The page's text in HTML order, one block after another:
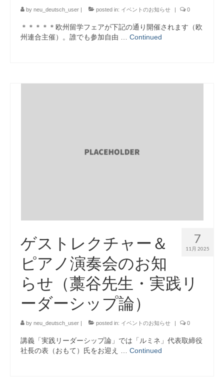
by neu_deutsch_user | posted in: イベントのお知らせ | 0
＊＊＊＊＊欧州留学フェアが下記の通り開催されます（欧
州連合主催）。誰でも参加自由 … Continued
7
11月 2025
ゲストレクチャー＆
ピアノ演奏会のお知
らせ（藁谷先生・実践リ
ーダーシップ論）
by neu_deutsch_user | posted in: イベントのお知らせ | 0
講義「実践リーダーシップ論」では「ルミネ」代表取締役
社長の表（おもて）氏をお迎え … Continued